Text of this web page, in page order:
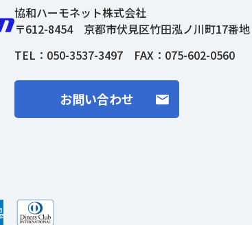
協和ハーモネット株式会社
〒612-8454 京都市伏見区竹田泓ノ川町17番地
TEL： 050-3537-3497 FAX：075-602-0560
お問い合わせ